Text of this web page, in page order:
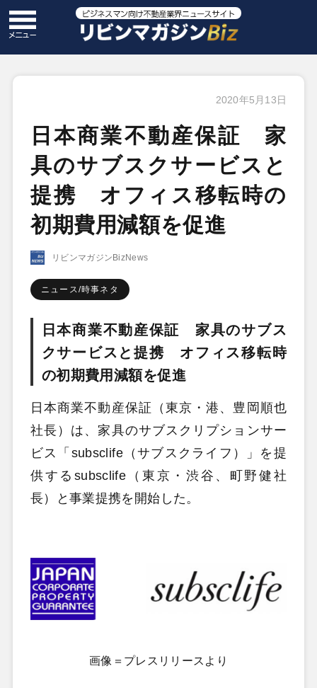
2020年5月13日
日本商業不動産保証 家
具のサブスクサービスと
提携 オフィス移転時の
初期費用減額を促進
リビンマガジンBizNews
ニュース/時事ネタ
日本商業不動産保証 家具のサブス
クサービスと提携 オフィス移転時
の初期費用減額を促進
日本商業不動産保証（東京・港、豊岡順也
社長）は、家具のサブスクリプションサー
ビス「subsclife（サブスクライフ）」を提
供するsubsclife（東京・渋谷、町野健社
長）と事業提携を開始した。
画像＝プレスリリースより